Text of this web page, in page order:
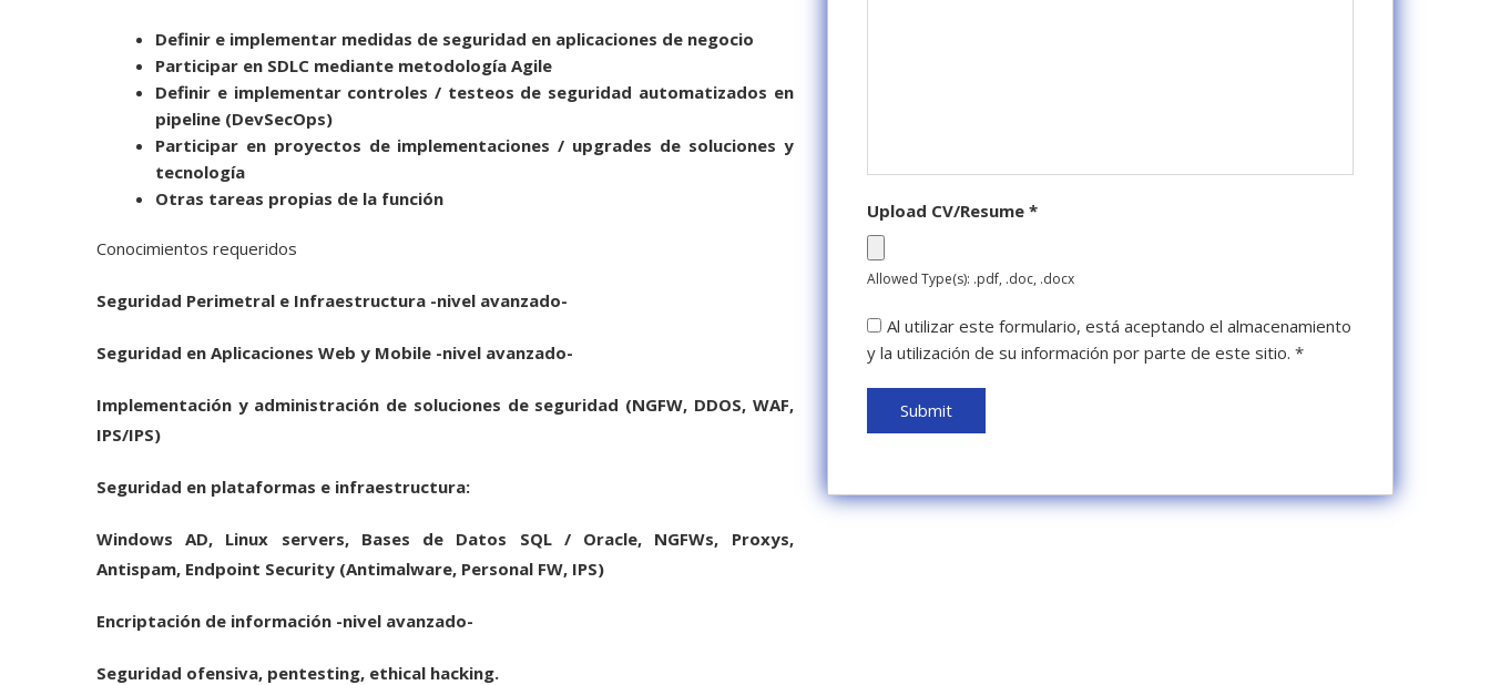
Definir e implementar medidas de seguridad en aplicaciones de negocio
Participar en SDLC mediante metodología Agile
Definir e implementar controles / testeos de seguridad automatizados en
pipeline (DevSecOps)
Participar en proyectos de implementaciones / upgrades de soluciones y
tecnología
Otras tareas propias de la función
Conocimientos requeridos
Seguridad Perimetral e Infraestructura -nivel avanzado-
Seguridad en Aplicaciones Web y Mobile -nivel avanzado-
Implementación y administración de soluciones de seguridad (NGFW, DDOS, WAF,
IPS/IPS)
Seguridad en plataformas e infraestructura:
Windows AD, Linux servers, Bases de Datos SQL / Oracle, NGFWs, Proxys,
Antispam, Endpoint Security (Antimalware, Personal FW, IPS)
Encriptación de información -nivel avanzado-
Seguridad ofensiva, pentesting, ethical hacking.
Upload CV/Resume *
Allowed Type(s): .pdf, .doc, .docx
Al utilizar este formulario, está aceptando el almacenamiento
y la utilización de su información por parte de este sitio. *